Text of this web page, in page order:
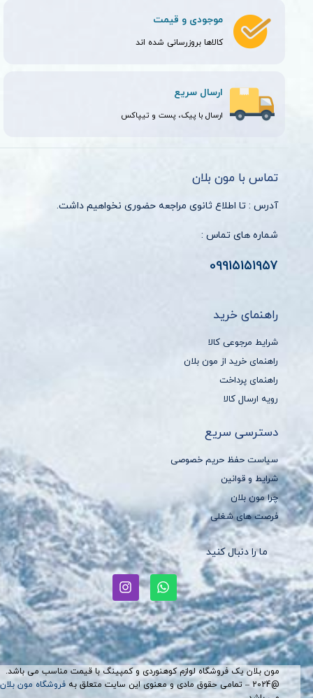
موجودی و قیمت
کالاها بروزرسانی شده اند
ارسال سریع
ارسال با پیک، پست و تیپاکس
تماس با مون بلان
آدرس : تا اطلاع ثانوی مراجعه حضوری نخواهیم داشت.
شماره های تماس :
09915151957
راهنمای خرید
شرایط مرجوعی کالا
راهنمای خرید از مون بلان
راهنمای پرداخت
رویه ارسال کالا
دسترسی سریع
سیاست حفظ حریم خصوصی
شرایط و قوانین
چرا مون بلان
فرصت های شغلی
ما را دنبال کنید
مون بلان یک فروشگاه لوازم کوهنوردی و کمپینگ با قیمت مناسب می باشد.
@2024 – تمامی حقوق مادی و معنوی این سایت متعلق به
فروشگاه مون بلان